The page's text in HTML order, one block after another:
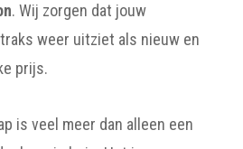
. Wij zorgen dat jouw
weer uitziet als nieuw en
prijs.
is veel meer dan alleen een